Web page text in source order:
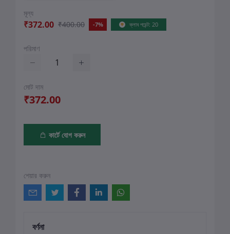
মূল্য
₹372.00 ₹400.00 -7% ক্লাব পয়েন্ট: 20
পরিমাণ
মোট দাম
₹372.00
কার্টে যোগ করুন
শেয়ার করুন
বর্ণনা